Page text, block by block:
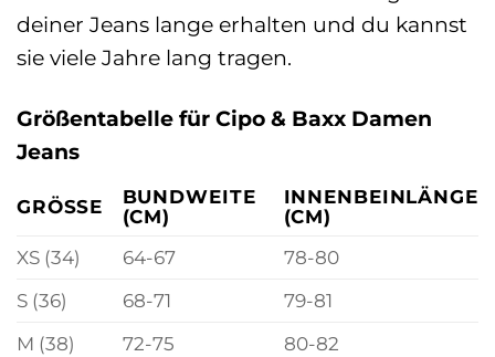
deiner Jeans lange erhalten und du kannst
sie viele Jahre lang tragen.
Größentabelle für Cipo & Baxx Damen
Jeans
GRÖSSE
BUNDWEITE
(CM)
INNENBEINLÄNGE
(CM)
XS (34)
64-67
78-80
S (36)
68-71
79-81
M (38)
72-75
80-82